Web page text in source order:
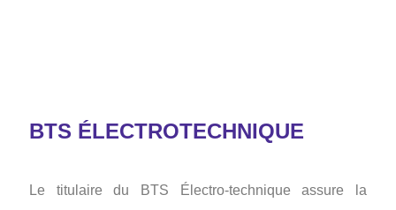
BTS ÉLECTROTECHNIQUE
Le titulaire du BTS Électro-technique assure la